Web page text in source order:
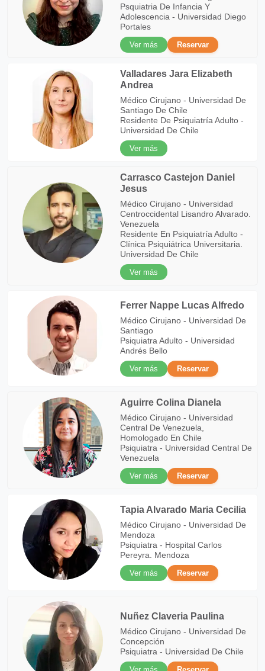
Psquiatria De Infancia Y
Adolescencia - Universidad Diego
Portales
Ver más
Reservar
Valladares Jara Elizabeth
Andrea
Médico Cirujano - Universidad De
Santiago De Chile
Residente De Psiquiatría Adulto -
Universidad De Chile
Ver más
Carrasco Castejon Daniel
Jesus
Médico Cirujano - Universidad
Centroccidental Lisandro Alvarado.
Venezuela
Residente En Psiquiatría Adulto -
Clínica Psiquiátrica Universitaria.
Universidad De Chile
Ver más
Ferrer Nappe Lucas Alfredo
Médico Cirujano - Universidad De
Santiago
Psiquiatra Adulto - Universidad
Andrés Bello
Ver más
Reservar
Aguirre Colina Dianela
Médico Cirujano - Universidad
Central De Venezuela,
Homologado En Chile
Psiquiatra - Universidad Central De
Venezuela
Ver más
Reservar
Tapia Alvarado Maria Cecilia
Médico Cirujano - Universidad De
Mendoza
Psiquiatra - Hospital Carlos
Pereyra. Mendoza
Ver más
Reservar
Nuñez Claveria Paulina
Médico Cirujano - Universidad De
Concepción
Psiquiatra - Universidad De Chile